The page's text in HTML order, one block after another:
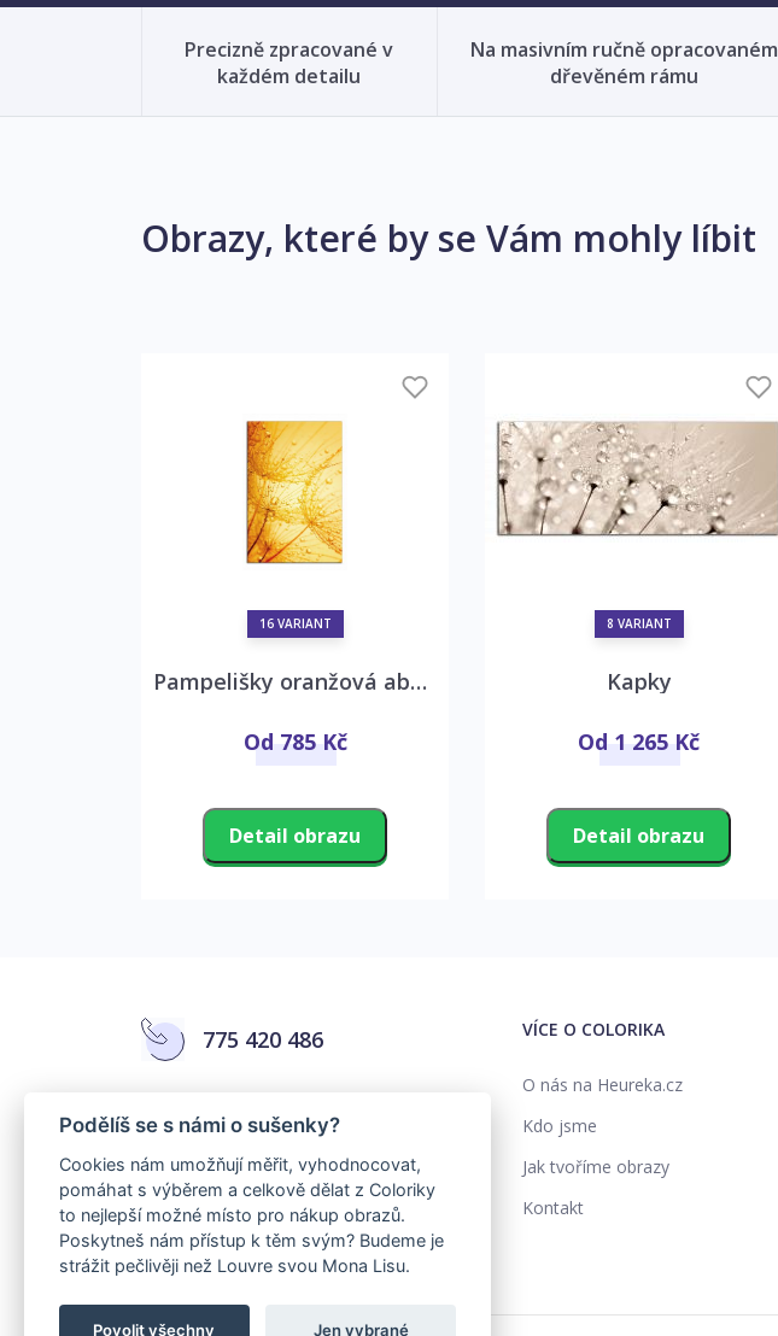
Precizně zpracované v
každém detailu
Na masivním ručně opracovaném
dřevěném rámu
Obrazy, které by se Vám mohly líbit
16 VARIANT
Pampelišky oranžová abstrakce
Od 785 Kč
Detail obrazu
8 VARIANT
Kapky
Od 1 265 Kč
Detail obrazu
775 420 486
info@colorika.cz
VÍCE O COLORIKA
O nás na Heureka.cz
Kdo jsme
Jak tvoříme obrazy
Kontakt
Podělíš se s námi o sušenky?
Cookies nám umožňují měřit, vyhodnocovat,
pomáhat s výběrem a celkově dělat z Coloriky
to nejlepší možné místo pro nákup obrazů.
Poskytneš nám přístup k těm svým? Budeme je
strážit pečlivěji než Louvre svou Mona Lisu.
Povolit všechny Jen vybrané